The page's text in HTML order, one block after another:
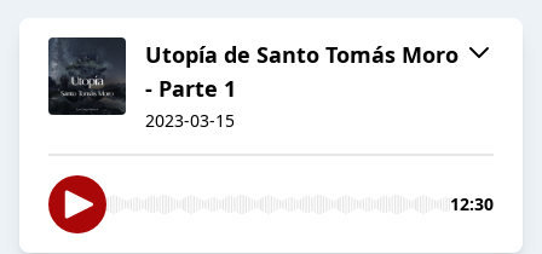
Utopía de Santo Tomás Moro
- Parte 1
2023-03-15
12:30